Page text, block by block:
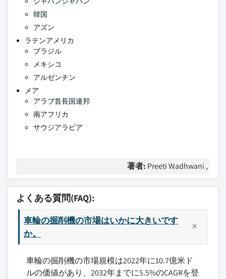
韓国
アズン
ラテンアメリカ
ブラジル
メキシコ
アルゼンチン
メア
アラブ首長国連邦
南アフリカ
サウジアラビア
著者: Preeti Wadhwani ,
よくある質問(FAQ):
車輪の掘削機の市場はいかに大きいです
か。
車輪の掘削機の市場規模は2022年に10.7億米ド
ルの価値があり、2032年までに5.5%のCAGRを登